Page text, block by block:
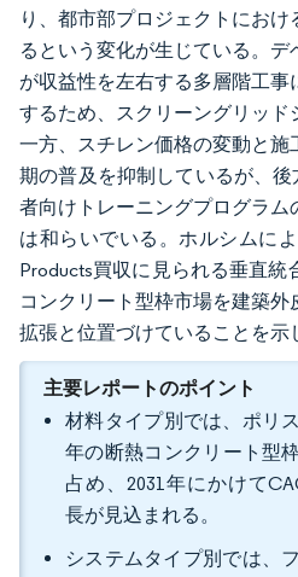
り、都市部プロジェクトにお
るという変化が生じている。
が収益性を左右する多層階工
するため、スクリーングリッド
一方、スチレン価格の変動と
期の普及を抑制しているが、
者向けトレーニングプログラ
は和らいでいる。ホルシムによ
Products買収に見られる垂直
コンクリート型枠市場を建築
拡張と位置づけていることを示
主要レポートのポイント
材料タイプ別では、ポリ
年の断熱コンクリート型
占め、2031年にかけて
長が見込まれる。
システムタイプ別では、